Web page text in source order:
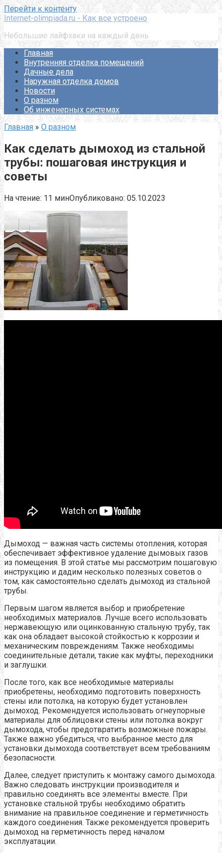
Перейти к контенту
Internet-olimpiada.ru - Как все устроено
Небольшие лайфхаки на каждый день
Главная
Внутренняя отделка помещений
Дачные дела
Наружная отделка домов
Новости
О разном
Об инженерных системах
Главная » О разном
Как сделать дымоход из стальной
трубы: пошаговая инструкция и
советы
На чтение: 11 минОпубликовано: 05.10.2023
Дымоход — важная часть системы отопления, которая
обеспечивает эффективное удаление дымовых газов
из помещения. В этой статье мы рассмотрим пошаговую
инструкцию и дадим несколько полезных советов о
том, как самостоятельно сделать дымоход из стальной
трубы.
Первым шагом является выбор и приобретение
необходимых материалов. Лучше всего использовать
нержавеющую или оцинкованную стальную трубу, так
как она обладает высокой стойкостью к коррозии и
механическим повреждениям. Также необходимы
соединительные детали, такие как муфты, переходники
и заглушки.
После того, как все необходимые материалы
приобретены, необходимо подготовить поверхность
стены или потолка, на которую будет установлен
дымоход. Рекомендуется использовать огнеупорные
материалы для облицовки стены или потолка вокруг
дымохода, чтобы предотвратить возможные пожары.
Также важно убедиться, что выбранное место для
установки дымохода соответствует всем требованиям
безопасности.
Далее, следует приступить к монтажу самого дымохода.
Важно следовать инструкции производителя и
правильно соединять все элементы вместе. При
установке стальной трубы необходимо обратить
внимание на правильное соединение и герметичность
каждого соединения. Также рекомендуется проверить
дымоход на герметичность перед началом
эксплуатации.